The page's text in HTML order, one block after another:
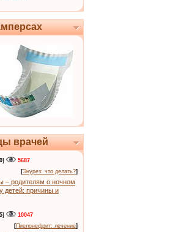
врачей
]
5687
[Энурез: что делать?]
– родителям о ночном
детей: причины и
]
10047
[Пиелонефрит: лечение]